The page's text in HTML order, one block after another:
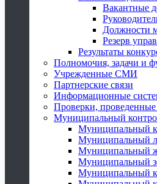
Вакантные
Должности
Резерв
Результаты
Полномочия, задачи и
Учрежденные СМИ
Партнерские связи
Информационные
Проверки,
Муниципальный
Муниципальный
Муниципальный
Муниципальный
Муниципальный
Муниципальный